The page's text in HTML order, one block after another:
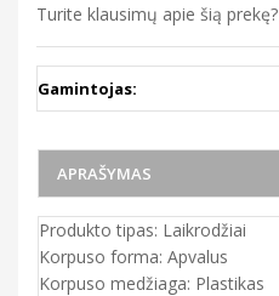
Turite klausimų apie šią prekę?
Gamintojas:
APRAŠYMAS
Produkto tipas: Laikrodžiai
Korpuso forma: Apvalus
Korpuso medžiaga: Plastikas